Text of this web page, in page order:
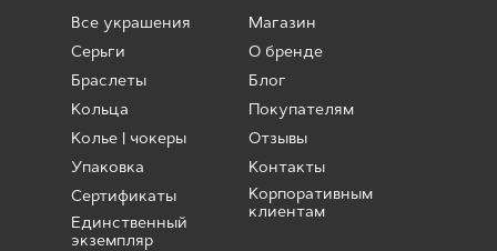
Все украшения
Серьги
Браслеты
Кольца
Колье | чокеры
Упаковка
Сертификаты
Единственный
экземпляр
Магазин
О бренде
Блог
Покупателям
Отзывы
Контакты
Корпоративным
клиентам